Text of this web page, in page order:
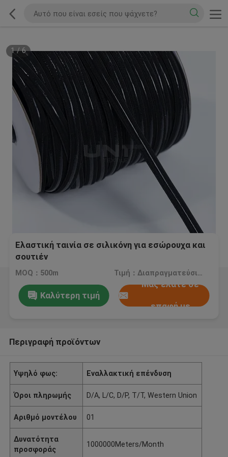
1/6
Ελαστική ταινία σε σιλικόνη για εσώρουχα και
σουτιέν
MOQ：500m Τιμή：Διαπραγματεύσιμος
Καλύτερη τιμή
Μας ελάτε σε
επαφή με
Περιγραφή προϊόντων
Υψηλό φως: Εναλλακτική επένδυση
Όροι πληρωμής D/A, L/C, D/P, T/T, Western Union
Αριθμό μοντέλου 01
Δυνατότητα
προσφοράς
1000000Meters/Month